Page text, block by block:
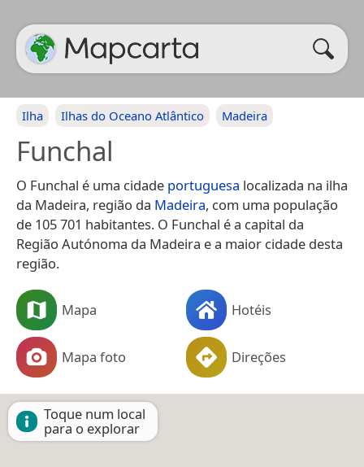
Ilha Ilhas do Oceano Atlântico Madeira
Funchal
O Funchal é uma cidade portuguesa localizada na ilha
da Madeira, região da Madeira, com uma população
de 105 701 habitantes. O Funchal é a capital da
Região Autónoma da Madeira e a maior cidade desta
região.
Mapa Hotéis
Mapa foto Direções
Toque num local
para o explorar